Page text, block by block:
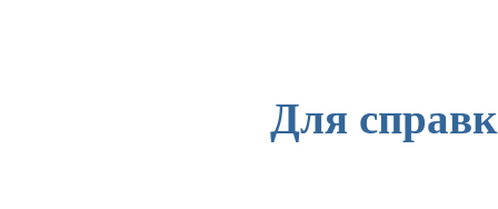
Для